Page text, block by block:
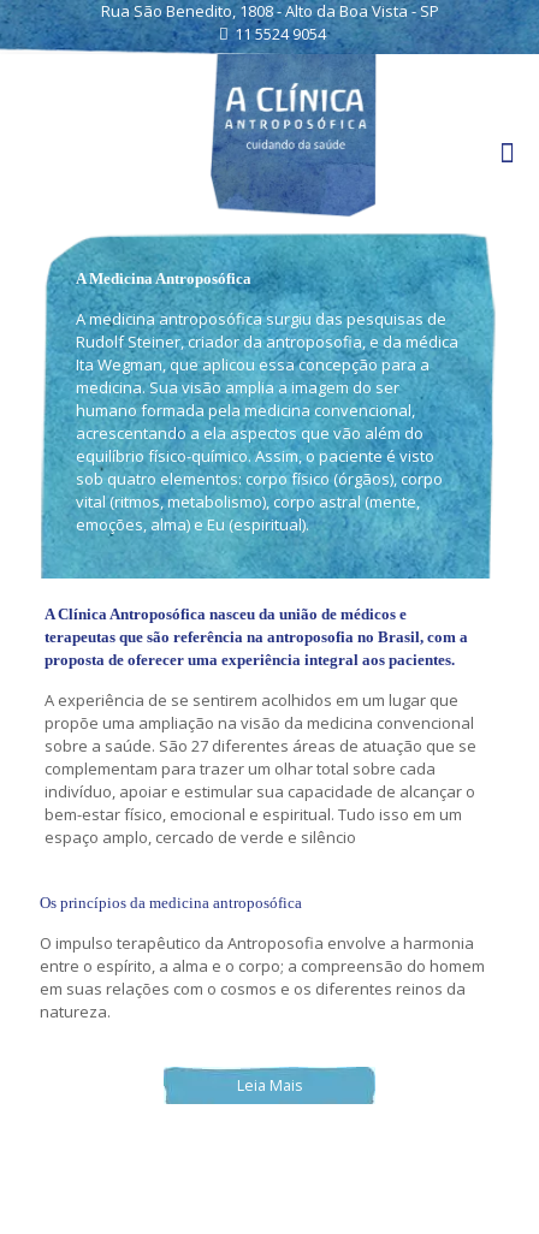
Rua São Benedito, 1808 - Alto da Boa Vista - SP
11 5524 9054
A Medicina Antroposófica
A medicina antroposófica surgiu das pesquisas de
Rudolf Steiner, criador da antroposofia, e da médica
Ita Wegman, que aplicou essa concepção para a
medicina. Sua visão amplia a imagem do ser
humano formada pela medicina convencional,
acrescentando a ela aspectos que vão além do
equilíbrio físico-químico. Assim, o paciente é visto
sob quatro elementos: corpo físico (órgãos), corpo
vital (ritmos, metabolismo), corpo astral (mente,
emoções, alma) e Eu (espiritual).
A Clínica Antroposófica nasceu da união de médicos e
terapeutas que são referência na antroposofia no Brasil, com a
proposta de oferecer uma experiência integral aos pacientes.
A experiência de se sentirem acolhidos em um lugar que
propõe uma ampliação na visão da medicina convencional
sobre a saúde. São 27 diferentes áreas de atuação que se
complementam para trazer um olhar total sobre cada
indivíduo, apoiar e estimular sua capacidade de alcançar o
bem-estar físico, emocional e espiritual. Tudo isso em um
espaço amplo, cercado de verde e silêncio
Os princípios da medicina antroposófica
O impulso terapêutico da Antroposofia envolve a harmonia
entre o espírito, a alma e o corpo; a compreensão do homem
em suas relações com o cosmos e os diferentes reinos da
natureza.
Leia Mais